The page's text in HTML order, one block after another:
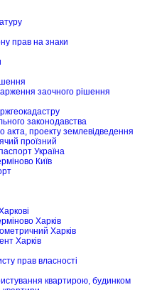
прав на знаки
заочного рішення
законодавства
проекту землевідведення
проїзний
Україна
Київ
Харків
Харків
Харків
прав власності
квартирою, будинком